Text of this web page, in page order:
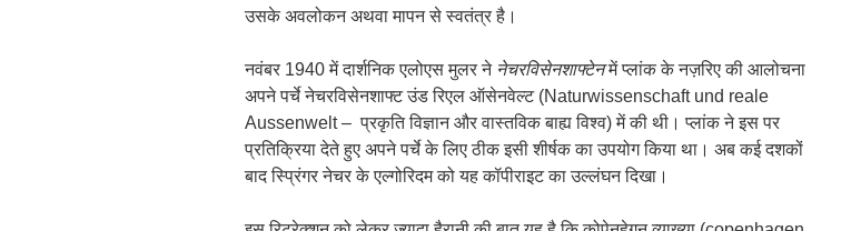
उसके अवलोकन अथवा मापन से स्वतंत्र है।
नवंबर 1940 में दार्शनिक एलोएस मुलर नेनेचरविसेनशाफ्टेनमें प्लांक के नज़रिए की आलोचना
अपने पर्चे नेचरविसेनशाफ्ट उंड रिएल ऑसेनवेल्ट (Naturwissenschaft und reale
Aussenwelt – प्रकृति विज्ञान और वास्तविक बाह्य विश्व) में की थी। प्लांक ने इस पर
प्रतिक्रिया देते हुए अपने पर्चे के लिए ठीक इसी शीर्षक का उपयोग किया था। अब कई दशकों
बाद स्प्रिंगर नेचर के एल्गोरिदम को यह कॉपीराइट का उल्लंघन दिखा।